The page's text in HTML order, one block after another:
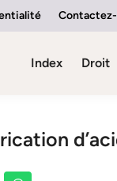
Index Droit